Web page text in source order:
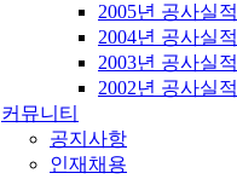
2005년 공사실적
2004년 공사실적
2003년 공사실적
2002년 공사실적
커뮤니티
공지사항
인재채용